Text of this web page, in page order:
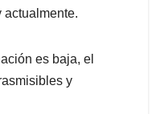
actualmente.
es baja, el
y